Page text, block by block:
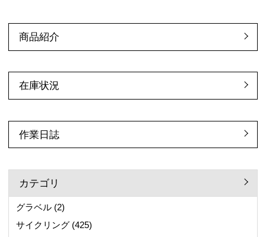
商品紹介
在庫状況
作業日誌
カテゴリ
グラベル(2)
サイクリング(425)